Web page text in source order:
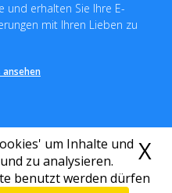
um Inhalte und
zu analysieren.
benutzt werden dürfen
X
und erhalten Sie Ihre E-
mit Ihren Lieben zu
ansehen
-Datenschutzrichtlinie-